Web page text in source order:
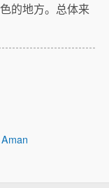
的地方。总体来